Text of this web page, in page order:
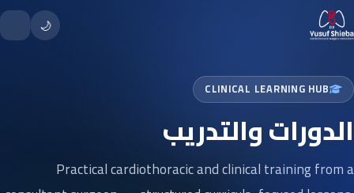
🌙
CLINICAL LEARNING HUB
الدورات والتدريب
Practical cardiothoracic and clinical training from a